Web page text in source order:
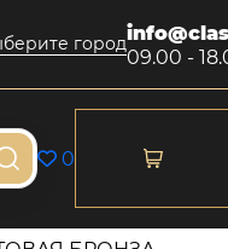
город
09.00 -
0